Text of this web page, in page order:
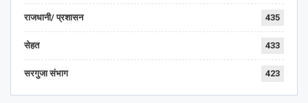
राजधानी/ प्रशासन 435
सेहत 433
सरगुजा संभाग 423